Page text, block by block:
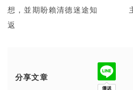
想，並期盼賴清德迷途知
返
分享文章